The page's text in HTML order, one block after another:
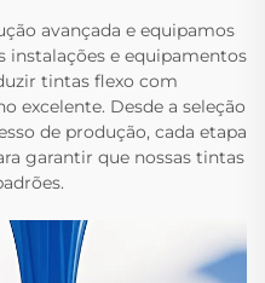
avançada e equipamos
instalações e equipamentos
tintas flexo com
excelente. Desde a seleção
de produção, cada etapa
garantir que nossas tintas